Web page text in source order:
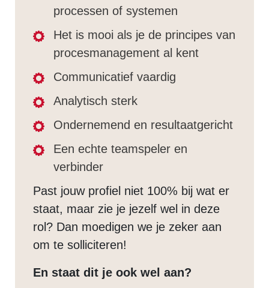
processen of systemen
Het is mooi als je de principes van
procesmanagement al kent
Communicatief vaardig
Analytisch sterk
Ondernemend en resultaatgericht
Een echte teamspeler en
verbinder
Past jouw profiel niet 100% bij wat er
staat, maar zie je jezelf wel in deze
rol? Dan moedigen we je zeker aan
om te solliciteren!
En staat dit je ook wel aan?